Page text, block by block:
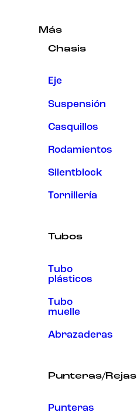
Más
Chasis
Eje
Suspensión
Casquillos
Rodamientos
Silentblock
Tornillería
Tubos
Tubo
plásticos
Tubo
muelle
Abrazaderas
Punteras/Rejas
Punteras